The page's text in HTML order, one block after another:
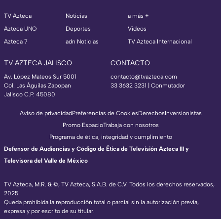
TV Azteca
Azteca UNO
Azteca 7
Noticias
Deportes
adn Noticias
a más +
Videos
TV Azteca Internacional
TV AZTECA JALISCO
Av. López Mateos Sur 5001
Col. Las Águilas Zapopan
Jalisco C.P. 45080
CONTACTO
contacto@tvazteca.com
33 3632 3231 | Conmutador
TV Azteca, M.R. & ©, TV Azteca, S.A.B. de C.V. Todos los derechos reservados,
2025.
Queda prohibida la reproducción total o parcial sin la autorización previa,
expresa y por escrito de su titular.
Aviso de privacidadPreferencias de CookiesDerechosInversionistas
Promo EspacioTrabaja con nosotros
Programa de ética, integridad y cumplimiento
Defensor de Audiencias y Código de Ética de Televisión Azteca III y
Televisora del Valle de México